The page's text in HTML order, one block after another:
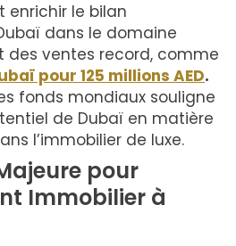
enrichir le bilan
dans le domaine
des ventes record, comme
pour 125 millions AED.
fonds mondiaux souligne
de Dubaï en matière
l’immobilier de luxe.
pour
Immobilier à